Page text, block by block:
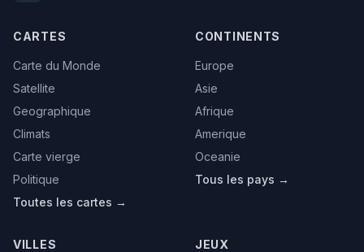
CARTES
Carte du Monde
Satellite
Geographique
Climats
Carte vierge
Politique
Toutes les cartes →
CONTINENTS
Europe
Asie
Afrique
Amerique
Oceanie
Tous les pays →
VILLES JEUX